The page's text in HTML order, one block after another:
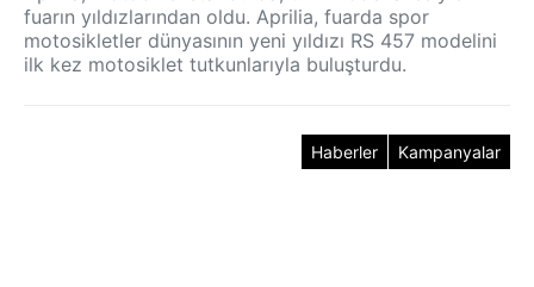
fuarın yıldızlarından oldu. Aprilia, fuarda spor
motosikletler dünyasının yeni yıldızı RS 457 modelini
ilk kez motosiklet tutkunlarıyla buluşturdu.
Haberler Kampanyalar